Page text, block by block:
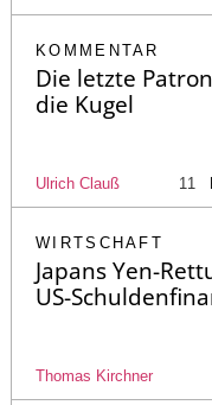
KOMMENTAR
Die letzte
die Kugel
Ulrich Clauß 11
WIRTSCHAFT
Japans Yen-
US-
Thomas Kirchner